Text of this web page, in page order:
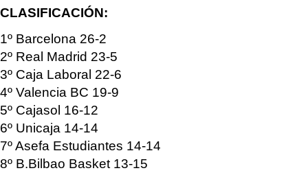
CLASIFICACIÓN:
1º Barcelona 26-2
2º Real Madrid 23-5
3º Caja Laboral 22-6
4º Valencia BC 19-9
5º Cajasol 16-12
6º Unicaja 14-14
7º Asefa Estudiantes 14-14
8º B.Bilbao Basket 13-15